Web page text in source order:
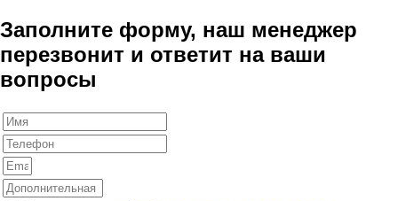
Заполните форму, наш менеджер
перезвонит и ответит на ваши
вопросы